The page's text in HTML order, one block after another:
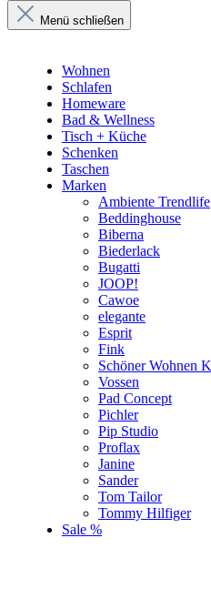
Menü schließen
Wohnen
Schlafen
Homeware
Bad & Wellness
Tisch + Küche
Schenken
Taschen
Marken
Ambiente Trendlife
Beddinghouse
Biberna
Biederlack
Bugatti
JOOP!
Cawoe
elegante
Esprit
Fink
Schöner Wohnen
Vossen
Pad Concept
Pichler
Pip Studio
Proflax
Janine
Sander
Tom Tailor
Tommy Hilfiger
Sale %